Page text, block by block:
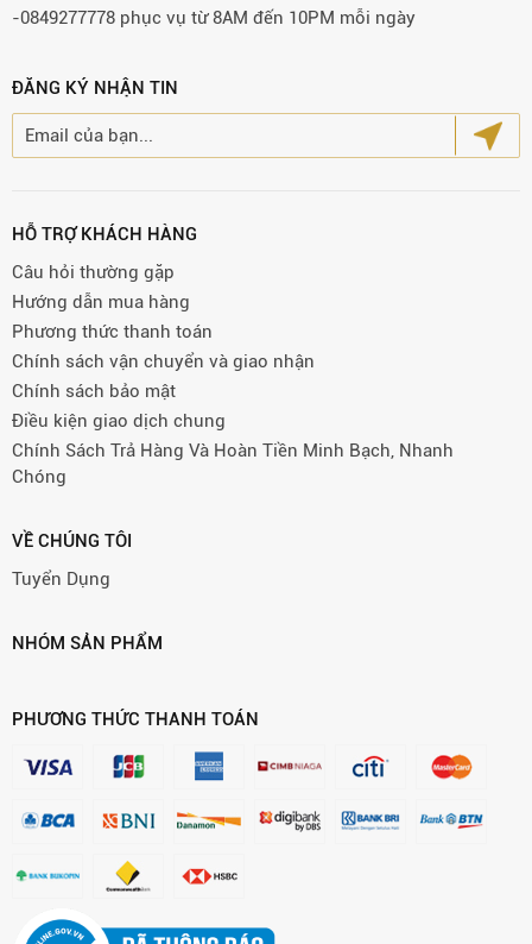
-0849277778 phục vụ từ 8AM đến 10PM mỗi ngày
ĐĂNG KÝ NHẬN TIN
HỖ TRỢ KHÁCH HÀNG
Câu hỏi thường gặp
Hướng dẫn mua hàng
Phương thức thanh toán
Chính sách vận chuyển và giao nhận
Chính sách bảo mật
Điều kiện giao dịch chung
Chính Sách Trả Hàng Và Hoàn Tiền Minh Bạch, Nhanh
Chóng
VỀ CHÚNG TÔI
Tuyển Dụng
NHÓM SẢN PHẨM
PHƯƠNG THỨC THANH TOÁN